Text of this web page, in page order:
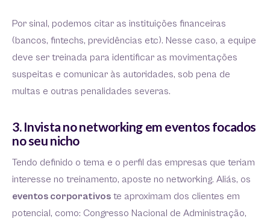
Por sinal, podemos citar as instituições financeiras
(bancos, fintechs, previdências etc). Nesse caso, a equipe
deve ser treinada para identificar as movimentações
suspeitas e comunicar às autoridades, sob pena de
multas e outras penalidades severas.
3. Invista no networking em eventos focados
no seu nicho
Tendo definido o tema e o perfil das empresas que teriam
interesse no treinamento, aposte no networking. Aliás, os
eventos corporativos te aproximam dos clientes em
potencial, como: Congresso Nacional de Administração,